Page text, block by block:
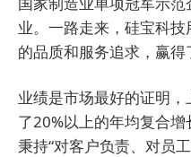
业。一路走来，硅宝科
的品质和服务追求，赢得
业绩是市场最好的证明
了20%以上的年均复合
秉持“对客户负责、对员